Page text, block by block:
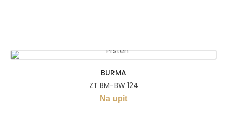
BURMA
ZT BM-BW 124
Na upit